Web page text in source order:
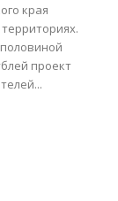
края
проект